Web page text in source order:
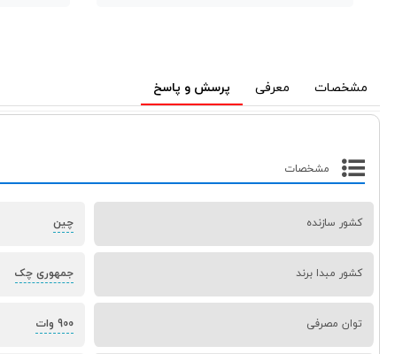
مشخصات معرفی پرسش و پاسخ
مشخصات
کشور سازنده چین
کشور مبدا برند جمهوری چک
توان مصرفی 900 وات